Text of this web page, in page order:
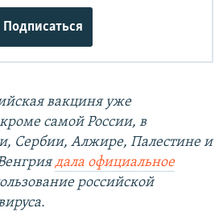
Подписаться
вакциня уже
самой России, в
Сербии, Алжире, Палестине и
дала официальное
российской